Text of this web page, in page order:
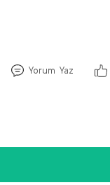
Yorum Yaz